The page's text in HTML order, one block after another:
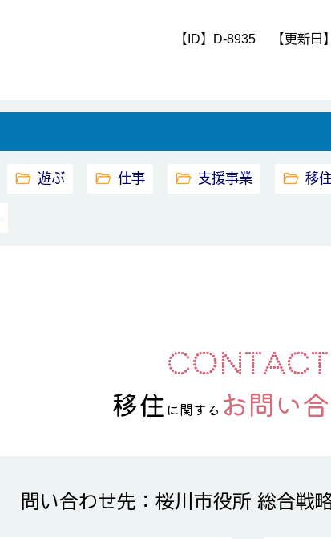
【ID】 D-8935 【更新日】
遊ぶ 仕事 支援事業 移
移住に関する お問い
問い合わせ先：桜川市役所 総合戦